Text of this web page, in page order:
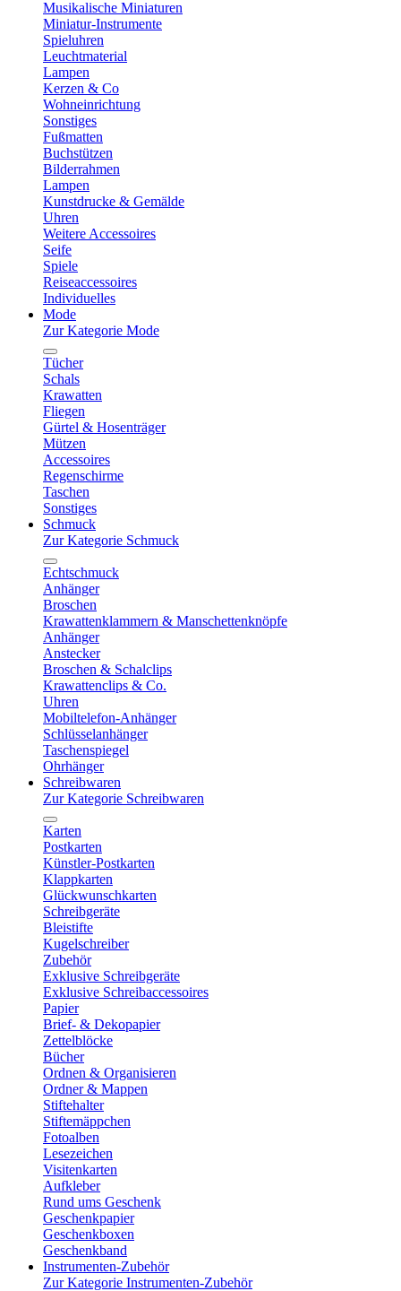
Musikalische Miniaturen
Miniatur-Instrumente
Spieluhren
Leuchtmaterial
Lampen
Kerzen & Co
Wohneinrichtung
Sonstiges
Fußmatten
Buchstützen
Bilderrahmen
Lampen
Kunstdrucke & Gemälde
Uhren
Weitere Accessoires
Seife
Spiele
Reiseaccessoires
Individuelles
Mode
Zur Kategorie Mode
Tücher
Schals
Krawatten
Fliegen
Gürtel & Hosenträger
Mützen
Accessoires
Regenschirme
Taschen
Sonstiges
Schmuck
Zur Kategorie Schmuck
Echtschmuck
Anhänger
Broschen
Krawattenklammern & Manschettenknöpfe
Anhänger
Anstecker
Broschen & Schalclips
Krawattenclips & Co.
Uhren
Mobiltelefon-Anhänger
Schlüsselanhänger
Taschenspiegel
Ohrhänger
Schreibwaren
Zur Kategorie Schreibwaren
Karten
Postkarten
Künstler-Postkarten
Klappkarten
Glückwunschkarten
Schreibgeräte
Bleistifte
Kugelschreiber
Zubehör
Exklusive Schreibgeräte
Exklusive Schreibaccessoires
Papier
Brief- & Dekopapier
Zettelblöcke
Bücher
Ordnen & Organisieren
Ordner & Mappen
Stiftehalter
Stiftemäppchen
Fotoalben
Lesezeichen
Visitenkarten
Aufkleber
Rund ums Geschenk
Geschenkpapier
Geschenkboxen
Geschenkband
Instrumenten-Zubehör
Zur Kategorie Instrumenten-Zubehör